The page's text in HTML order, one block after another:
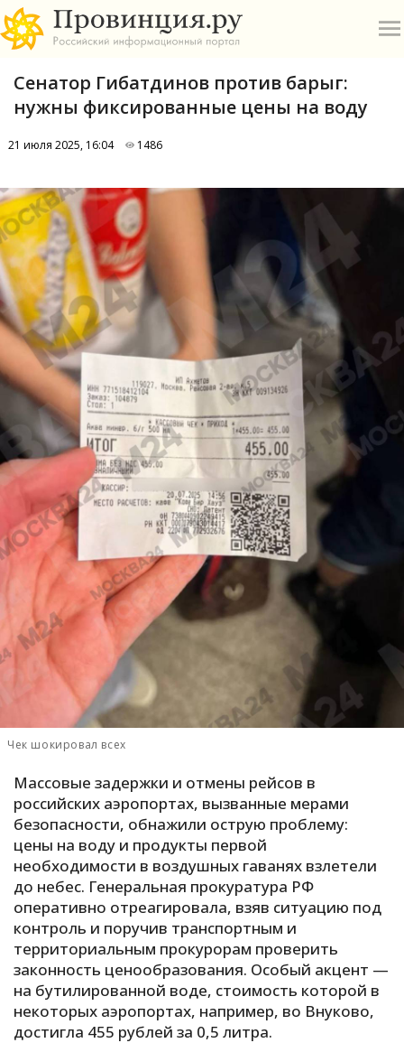
А
Б
В
Е
И
К
М
Н
О
П
Р
С
Т
Х
Ч
Сенатор Гибатдинов против барыг:
нужны фиксированные цены на воду
21 июля 2025, 16:04 1486
Чек шокировал всех
Массовые задержки и отмены рейсов в
российских аэропортах, вызванные мерами
безопасности, обнажили острую проблему:
цены на воду и продукты первой
необходимости в воздушных гаванях взлетели
до небес. Генеральная прокуратура РФ
оперативно отреагировала, взяв ситуацию под
контроль и поручив транспортным и
территориальным прокурорам проверить
законность ценообразования. Особый акцент —
на бутилированной воде, стоимость которой в
некоторых аэропортах, например, во Внуково,
достигла 455 рублей за 0,5 литра.